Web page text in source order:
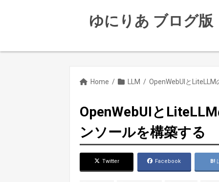
ゆにりあ ブログ版
Home / LLM /
OpenWebUIと
ンソールを構築する
Twitter Facebook